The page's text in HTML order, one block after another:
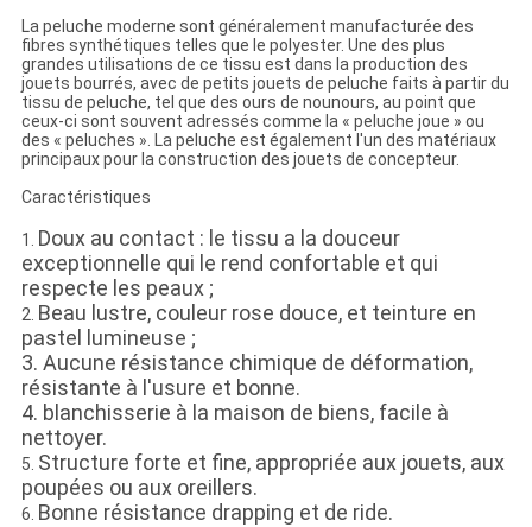
La peluche moderne sont généralement manufacturée des
fibres synthétiques telles que le polyester. Une des plus
grandes utilisations de ce tissu est dans la production des
jouets bourrés, avec de petits jouets de peluche faits à partir du
tissu de peluche, tel que des ours de nounours, au point que
ceux-ci sont souvent adressés comme la « peluche joue » ou
des « peluches ». La peluche est également l'un des matériaux
principaux pour la construction des jouets de concepteur.
Caractéristiques
1. Doux au contact : le tissu a la douceur
exceptionnelle qui le rend confortable et qui
respecte les peaux ;
2. Beau lustre, couleur rose douce, et teinture en
pastel lumineuse ;
3. Aucune résistance chimique de déformation,
résistante à l'usure et bonne.
4. blanchisserie à la maison de biens, facile à
nettoyer.
5. Structure forte et fine, appropriée aux jouets, aux
poupées ou aux oreillers.
6. Bonne résistance drapping et de ride.